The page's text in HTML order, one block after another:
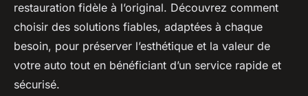
Soan•6 août 2025•4 min de lecture
restauration fidèle à l’original. Découvrez comment
choisir des solutions fiables, adaptées à chaque
besoin, pour préserver l’esthétique et la valeur de
votre auto tout en bénéficiant d’un service rapide et
sécurisé.